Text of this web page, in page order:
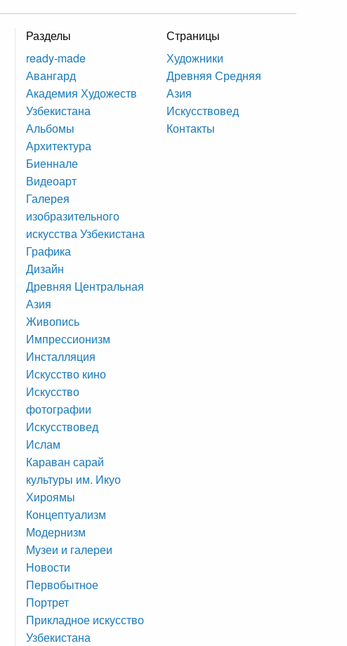
Разделы
ready-made
Авангард
Академия Художеств
Узбекистана
Альбомы
Архитектура
Биеннале
Видеоарт
Галерея
изобразительного
искусства Узбекистана
Графика
Дизайн
Древняя Центральная
Азия
Живопись
Импрессионизм
Инсталляция
Искусство кино
Искусство
фотографии
Искусствовед
Ислам
Караван сарай
культуры им. Икуо
Хироямы
Концептуализм
Модернизм
Музеи и галереи
Новости
Первобытное
Портрет
Прикладное искусство
Узбекистана
Страницы
Художники
Древняя Средняя
Азия
Искусствовед
Контакты